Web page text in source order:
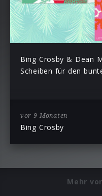
Bing Crosby & Dean
Scheiben für den
vor 9 Monaten
Bing Crosby
Mehr